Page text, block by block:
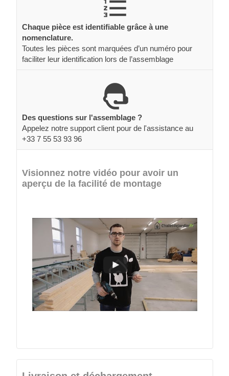
Chaque pièce est identifiable grâce à une
nomenclature.
Toutes les pièces sont marquées d’un numéro pour
faciliter leur identification lors de l’assemblage
Des questions sur l'assemblage ?
Appelez notre support client pour de l'assistance au
+33 7 55 53 93 96
Visionnez notre vidéo pour avoir un
aperçu de la facilité de montage